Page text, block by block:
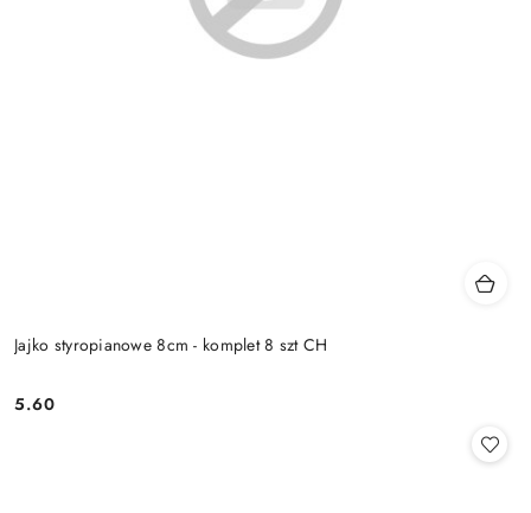
Jajko styropianowe 8cm - komplet 8 szt CH
Cena:
5.60